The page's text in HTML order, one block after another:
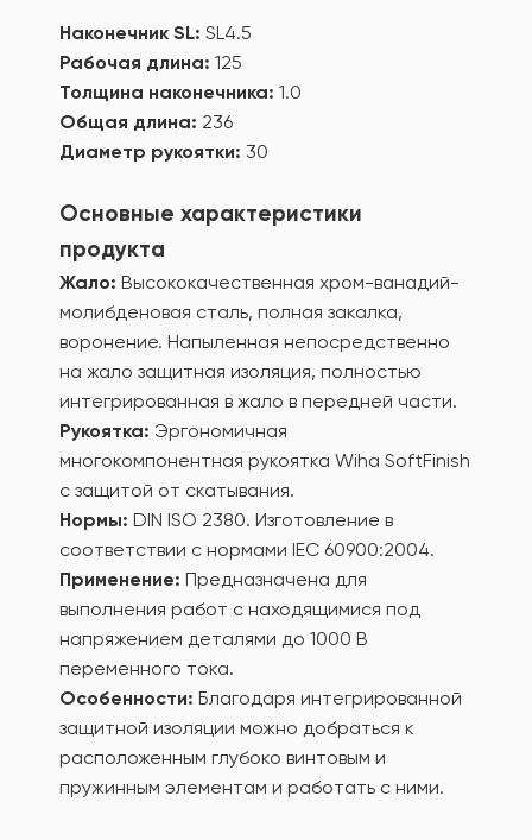
Наконечник SL: SL4.5
Рабочая длина: 125
Толщина наконечника: 1.0
Общая длина: 236
Диаметр рукоятки: 30
Основные характеристики
продукта
Жало: Высококачественная хром-ванадий-
молибденовая сталь, полная закалка,
воронение. Напыленная непосредственно
на жало защитная изоляция, полностью
интегрированная в жало в передней части.
Рукоятка: Эргономичная
многокомпонентная рукоятка Wiha SoftFinish
с защитой от скатывания.
Нормы: DIN ISO 2380. Изготовление в
соответствии с нормами IEC 60900:2004.
Применение: Предназначена для
выполнения работ с находящимися под
напряжением деталями до 1000 В
переменного тока.
Особенности: Благодаря интегрированной
защитной изоляции можно добраться к
расположенным глубоко винтовым и
пружинным элементам и работать с ними.